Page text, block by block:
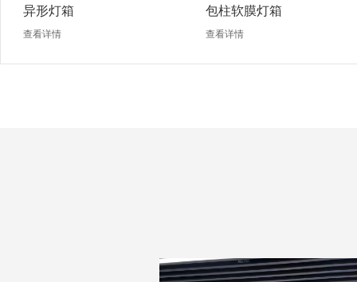
异形灯箱
查看详情
包柱软膜灯箱
查看详情